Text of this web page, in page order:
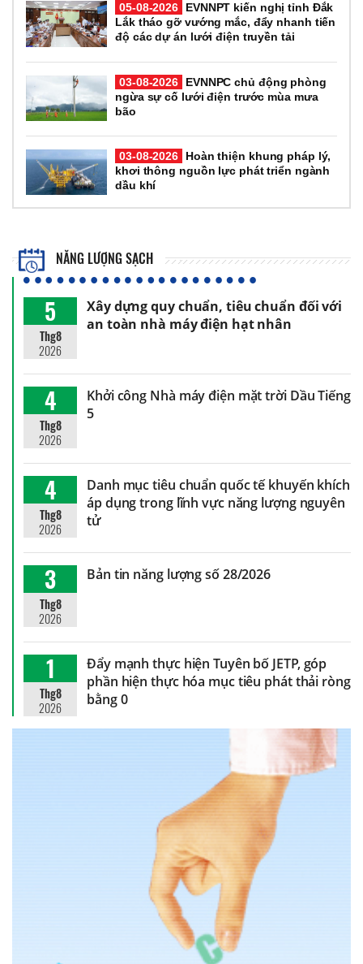
05-08-2026
EVNNPT kiến nghị tỉnh Đắk
Lắk tháo gỡ vướng mắc, đẩy nhanh tiến
độ các dự án lưới điện truyền tải
03-08-2026
EVNNPC chủ động phòng
ngừa sự cố lưới điện trước mùa mưa
bão
03-08-2026
Hoàn thiện khung pháp lý,
khơi thông nguồn lực phát triển ngành
dầu khí
NĂNG LƯỢNG SẠCH
5
Thg8
2026
Xây dựng quy chuẩn, tiêu chuẩn đối với
an toàn nhà máy điện hạt nhân
4
Thg8
2026
Khởi công Nhà máy điện mặt trời Dầu Tiếng
5
4
Thg8
2026
Danh mục tiêu chuẩn quốc tế khuyến khích
áp dụng trong lĩnh vực năng lượng nguyên
tử
3
Thg8
2026
Bản tin năng lượng số 28/2026
1
Thg8
2026
Đẩy mạnh thực hiện Tuyên bố JETP, góp
phần hiện thực hóa mục tiêu phát thải ròng
bằng 0